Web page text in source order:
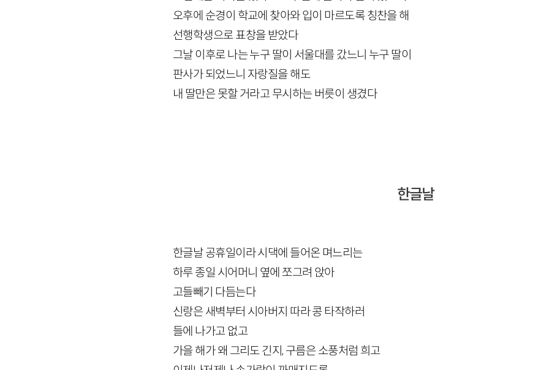
오후에 순경이 학교에 찾아와 입이 마르도록 칭찬을 해
선행학생으로 표창을 받았다
그날 이후로 나는 누구 딸이 서울대를 갔느니 누구 딸이
판사가 되었느니 자랑질을 해도
내 딸만은 못할 거라고 무시하는 버릇이 생겼다
한글날
한글날 공휴일이라 시댁에 들어온 며느리는
하루 종일 시어머니 옆에 쪼그려 앉아
고들빼기 다듬는다
신랑은 새벽부터 시아버지 따라 콩 타작하러
들에 나가고 없고
가을 해가 왜 그리도 긴지, 구름은 소풍처럼 희고